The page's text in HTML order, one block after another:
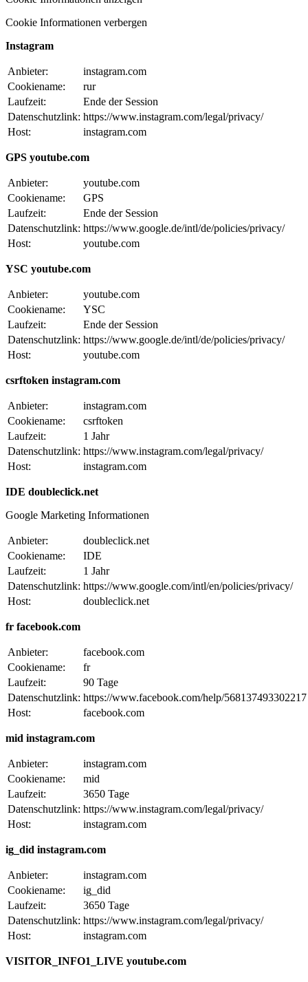
Cookie Informationen verbergen
Instagram
Anbieter:
instagram.com
Cookiename:
rur
Laufzeit:
Ende der Session
Datenschutzlink: https://www.instagram.com/legal/privacy/
Host:
instagram.com
GPS youtube.com
Anbieter:
youtube.com
Cookiename:
GPS
Laufzeit:
Ende der Session
Datenschutzlink: https://www.google.de/intl/de/policies/privacy/
Host:
youtube.com
YSC youtube.com
Anbieter:
youtube.com
Cookiename:
YSC
Laufzeit:
Ende der Session
Datenschutzlink: https://www.google.de/intl/de/policies/privacy/
Host:
youtube.com
csrftoken instagram.com
Anbieter:
instagram.com
Cookiename:
csrftoken
Laufzeit:
1 Jahr
Datenschutzlink: https://www.instagram.com/legal/privacy/
Host:
instagram.com
IDE doubleclick.net
Google Marketing Informationen
Anbieter:
doubleclick.net
Cookiename:
IDE
Laufzeit:
1 Jahr
Datenschutzlink: https://www.google.com/intl/en/policies/privacy/
Host:
doubleclick.net
fr facebook.com
Anbieter:
facebook.com
Cookiename:
fr
Laufzeit:
90 Tage
Datenschutzlink: https://www.facebook.com/help/568137493302217
Host:
facebook.com
mid instagram.com
Anbieter:
instagram.com
Cookiename:
mid
Laufzeit:
3650 Tage
Datenschutzlink: https://www.instagram.com/legal/privacy/
Host:
instagram.com
ig_did instagram.com
Anbieter:
instagram.com
Cookiename:
ig_did
Laufzeit:
3650 Tage
Datenschutzlink: https://www.instagram.com/legal/privacy/
Host:
instagram.com
VISITOR_INFO1_LIVE youtube.com